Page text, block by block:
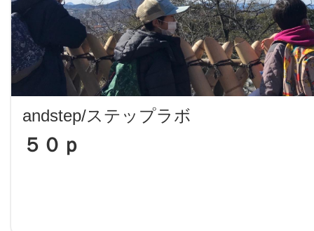
andstep/ステップラボ
５０ｐ
X
LINE
加盟スポットに